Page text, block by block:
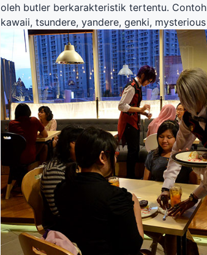
oleh butler berkarakteristik tertentu.
kawaii, tsundere, yandere, genki,